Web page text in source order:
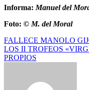
Informa:Manuel del
Foto: © M. del Moral
FALLECE MANOLO
LOS II TROFEOS
PROPIOS